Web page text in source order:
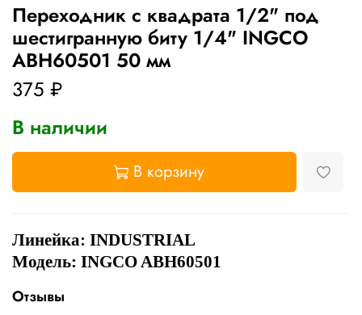
Переходник с квадрата 1/2" под
шестигранную биту 1/4" INGCO
ABH60501 50 мм
375 ₽
В наличии
В корзину
Линейка: INDUSTRIAL
Модель: INGCO ABH60501
Отзывы